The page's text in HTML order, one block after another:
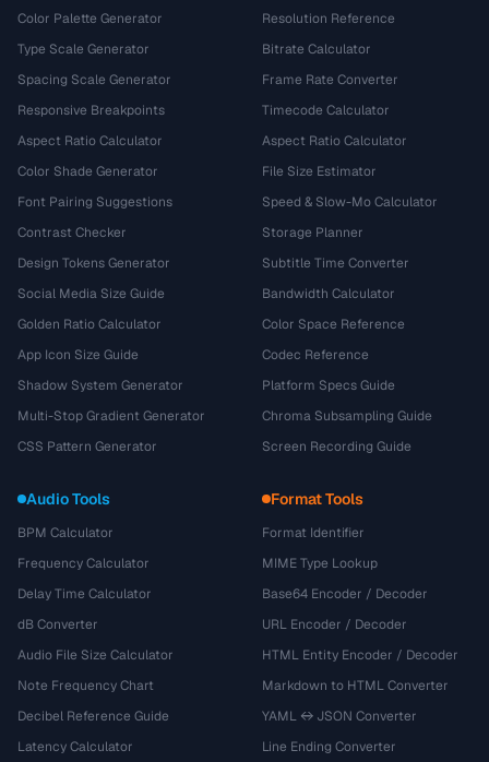
Color Palette Generator
Type Scale Generator
Spacing Scale Generator
Responsive Breakpoints
Aspect Ratio Calculator
Color Shade Generator
Font Pairing Suggestions
Contrast Checker
Design Tokens Generator
Social Media Size Guide
Golden Ratio Calculator
App Icon Size Guide
Shadow System Generator
Multi-Stop Gradient Generator
CSS Pattern Generator
Resolution Reference
Bitrate Calculator
Frame Rate Converter
Timecode Calculator
Aspect Ratio Calculator
File Size Estimator
Speed & Slow-Mo Calculator
Storage Planner
Subtitle Time Converter
Bandwidth Calculator
Color Space Reference
Codec Reference
Platform Specs Guide
Chroma Subsampling Guide
Screen Recording Guide
Audio Tools
BPM Calculator
Frequency Calculator
Delay Time Calculator
dB Converter
Audio File Size Calculator
Note Frequency Chart
Decibel Reference Guide
Latency Calculator
Format Tools
Format Identifier
MIME Type Lookup
Base64 Encoder / Decoder
URL Encoder / Decoder
HTML Entity Encoder / Decoder
Markdown to HTML Converter
YAML ↔ JSON Converter
Line Ending Converter